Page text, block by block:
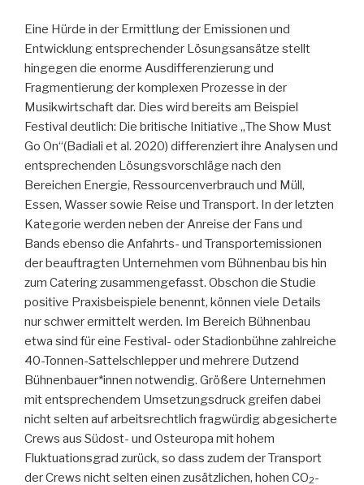
Eine Hürde in der Ermittlung der Emissionen und
Entwicklung entsprechender Lösungsansätze stellt
hingegen die enorme Ausdifferenzierung und
Fragmentierung der komplexen Prozesse in der
Musikwirtschaft dar. Dies wird bereits am Beispiel
Festival deutlich: Die britische Initiative „The Show Must
Go On“(Badiali et al. 2020) differenziert ihre Analysen und
entsprechenden Lösungsvorschläge nach den
Bereichen Energie, Ressourcenverbrauch und Müll,
Essen, Wasser sowie Reise und Transport. In der letzten
Kategorie werden neben der Anreise der Fans und
Bands ebenso die Anfahrts- und Transportemissionen
der beauftragten Unternehmen vom Bühnenbau bis hin
zum Catering zusammengefasst. Obschon die Studie
positive Praxisbeispiele benennt, können viele Details
nur schwer ermittelt werden. Im Bereich Bühnenbau
etwa sind für eine Festival- oder Stadionbühne zahlreiche
40-Tonnen-Sattelschlepper und mehrere Dutzend
Bühnenbauer*innen notwendig. Größere Unternehmen
mit entsprechendem Umsetzungsdruck greifen dabei
nicht selten auf arbeitsrechtlich fragwürdig abgesicherte
Crews aus Südost- und Osteuropa mit hohem
Fluktuationsgrad zurück, so dass zudem der Transport
der Crews nicht selten einen zusätzlichen, hohen CO2-